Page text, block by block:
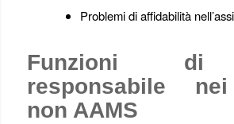
Problemi di affidabilità
Funzioni di
responsabile
non AAMS